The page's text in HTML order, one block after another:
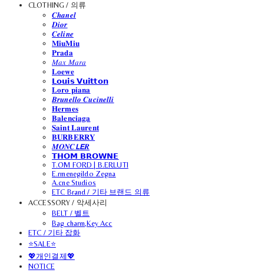
CLOTHING / 의류
𝑪𝒉𝒂𝒏𝒆𝒍
𝑫𝒊𝒐𝒓
𝑪𝒆𝒍𝒊𝒏𝒆
𝐌𝐢𝐮𝐌𝐢𝐮
𝐏𝐫𝐚𝐝𝐚
𝑀𝑎𝑥 𝑀𝑎𝑟𝑎
𝐋𝐨𝐞𝐰𝐞
𝗟𝗼𝘂𝗶𝘀 𝗩𝘂𝗶𝘁𝘁𝗼𝗻
𝐋𝐨𝐫𝐨 𝐩𝐢𝐚𝐧𝐚
𝑩𝒓𝒖𝒏𝒆𝒍𝒍𝒐 𝑪𝒖𝒄𝒊𝒏𝒆𝒍𝒍𝒊
𝐇𝐞𝐫𝐦𝐞𝐬
𝐁𝐚𝐥𝐞𝐧𝐜𝐢𝐚𝐠𝐚
𝐒𝐚𝐢𝐧𝐭 𝐋𝐚𝐮𝐫𝐞𝐧𝐭
𝐁𝐔𝐑𝐁𝐄𝐑𝐑𝐘
𝑴𝑶𝑵𝑪𝙇𝙀𝑹
𝗧𝗛𝗢𝗠 𝗕𝗥𝗢𝗪𝗡𝗘
T.OM FORD | B.ERLUTI
E.rmenegildo Zegna
A.cne Studios
ETC Brand / 기타 브랜드 의류
ACCESSORY / 악세사리
BELT / 벨트
Bag charm,Key Acc
ETC / 기타 잡화
⭐SALE⭐
💖개인결제💖
NOTICE